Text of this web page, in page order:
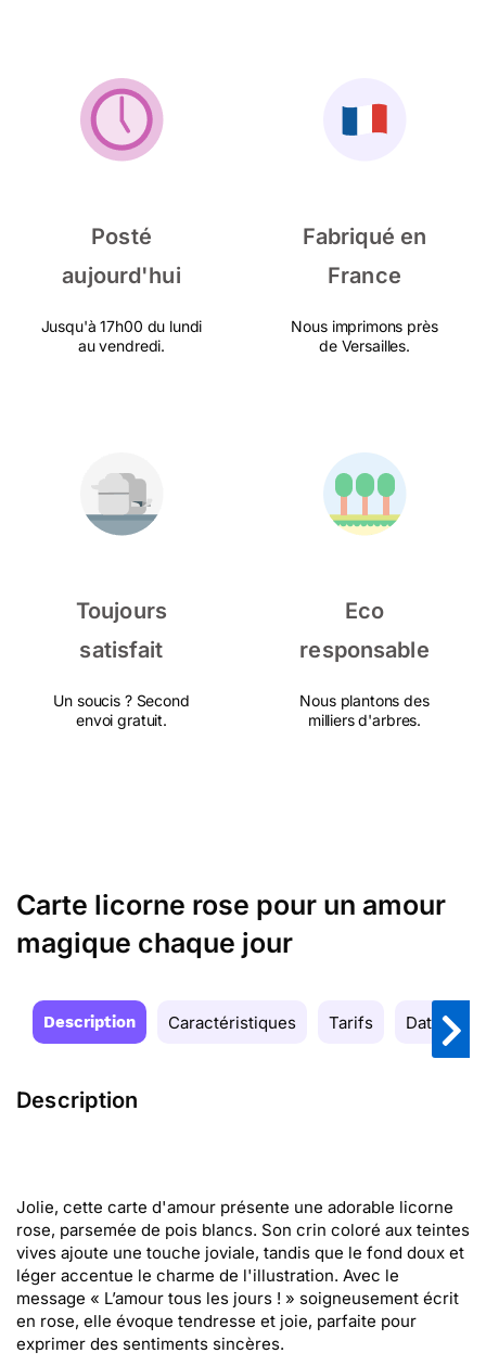
Posté
aujourd'hui
Jusqu'à 17h00 du lundi
au vendredi.
Fabriqué en
France
Nous imprimons près
de Versailles.
Toujours
satisfait
Un soucis ? Second
envoi gratuit.
Eco
responsable
Nous plantons des
milliers d'arbres.
Carte licorne rose pour un amour
magique chaque jour
Description Caractéristiques Tarifs Date de
Description
Jolie, cette carte d'amour présente une adorable licorne
rose, parsemée de pois blancs. Son crin coloré aux teintes
vives ajoute une touche joviale, tandis que le fond doux et
léger accentue le charme de l'illustration. Avec le
message « L’amour tous les jours ! » soigneusement écrit
en rose, elle évoque tendresse et joie, parfaite pour
exprimer des sentiments sincères.